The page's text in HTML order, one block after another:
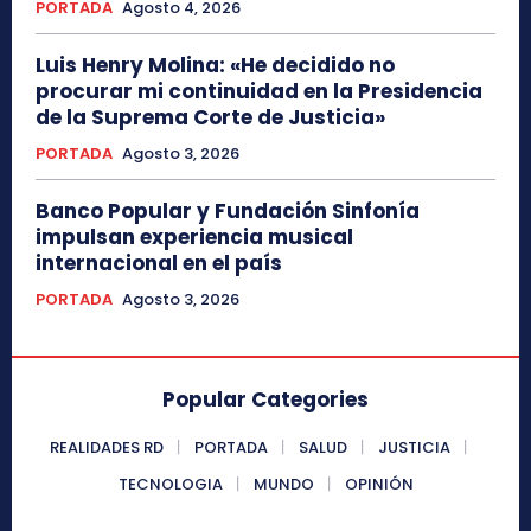
PORTADA Agosto 4, 2026
Luis Henry Molina: «He decidido no
procurar mi continuidad en la Presidencia
de la Suprema Corte de Justicia»
PORTADA Agosto 3, 2026
Banco Popular y Fundación Sinfonía
impulsan experiencia musical
internacional en el país
PORTADA Agosto 3, 2026
Popular Categories
REALIDADES RD PORTADA SALUD
JUSTICIA
TECNOLOGIA
MUNDO OPINIÓN